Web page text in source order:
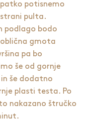
potisnemo
pulta.
podlago bodo
gmota
pa bo
še od gornje
še dodatno
plasti testa. Po
nakazano štručko